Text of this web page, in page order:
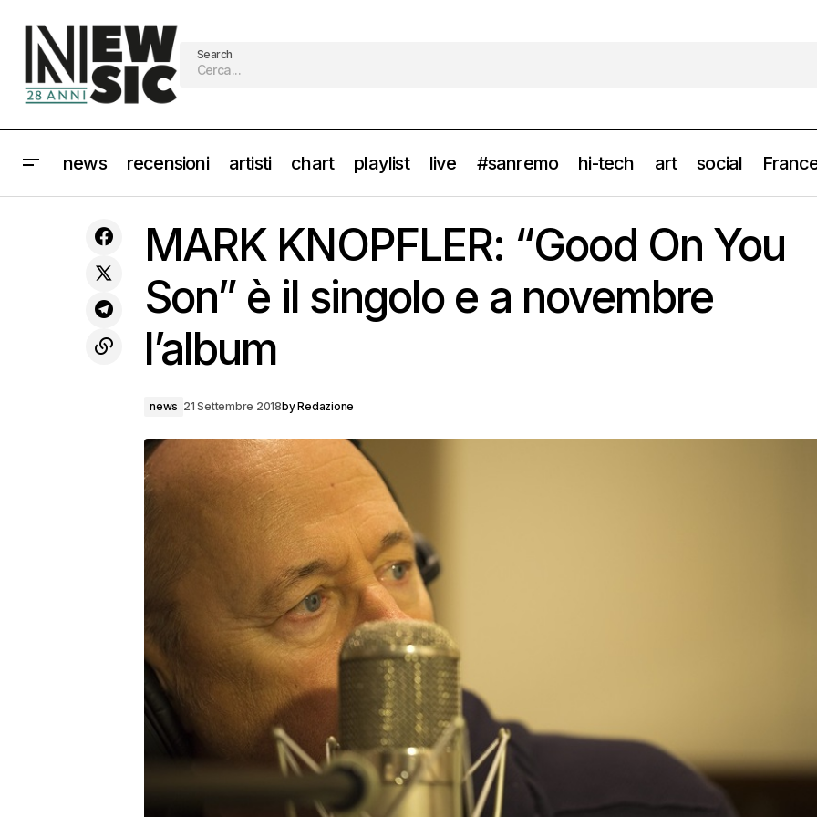
Search
news recensioni artisti chart playlist live #sanremo hi-tech art social
ai Magazzini Generali
MARK KNOPFLER: “Good On You Son” è il singolo e a novembre
MARK KNOPFLER: “Good On You
Son” è il singolo e a novembre
l’album
news 21 Settembre 2018byRedazione